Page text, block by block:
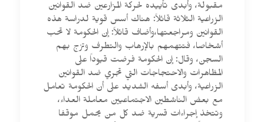
مقبولة، وأبدى تأييده لحركة المزارعين ضد القوانين
الزراعية الثلاثة قائلاً: هناك أسس قوية لدراسة هذه
القوانين ومراجعتها،وأضاف قائلاً: إن الحكومة لا تحب
أشخاصا، فتتهمهم بالإرهاب والتطرف وتزج بهم
السجن، وقال: إن الحكومة فرضت قيوداً على
المظاهرات والاحتجاجات التي تجري ضد القوانين
الزراعية، وأبدى أسفه الشديد على أن الحكومة تعامل
مع بعض الناشطين الاجتماعيين معاملة العداء،
وتتخذ إجراءات قسرية ضد كل من يحمل موقفا